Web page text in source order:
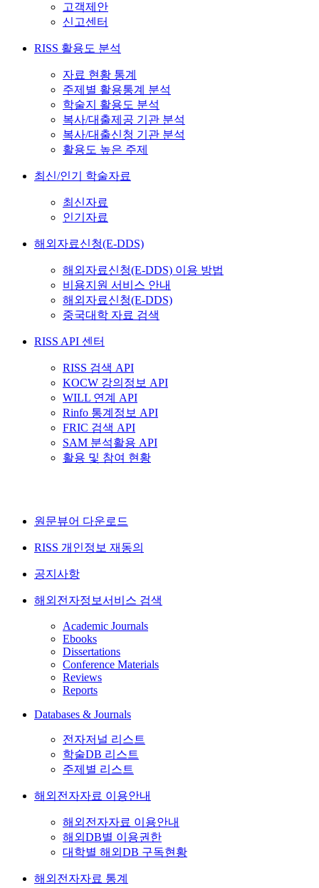
고객제안
신고센터
RISS 활용도 분석
자료 현황 통계
주제별 활용통계 분석
학술지 활용도 분석
복사/대출제공 기관 분석
복사/대출신청 기관 분석
활용도 높은 주제
최신/인기 학술자료
최신자료
인기자료
해외자료신청(E-DDS)
해외자료신청(E-DDS) 이용 방법
비용지원 서비스 안내
해외자료신청(E-DDS)
중국대학 자료 검색
RISS API 센터
RISS 검색 API
KOCW 강의정보 API
WILL 연계 API
Rinfo 통계정보 API
FRIC 검색 API
SAM 분석활용 API
활용 및 참여 현황
원문뷰어 다운로드
RISS 개인정보 재동의
공지사항
해외전자정보서비스 검색
Academic Journals
Ebooks
Dissertations
Conference Materials
Reviews
Reports
Databases & Journals
전자저널 리스트
학술DB 리스트
주제별 리스트
해외전자자료 이용안내
해외전자자료 이용안내
해외DB별 이용권한
대학별 해외DB 구독현황
해외전자자료 통계